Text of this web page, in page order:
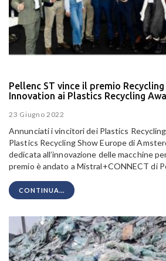
Pellenc ST vince il premio
Innovation ai Plastics Recycling
23 Giugno 2022
Annunciati i vincitori dei Plastics
Plastics Recycling Show Europe di
dedicata all’innovazione delle macchine
premio è andato a Mistral+CONNECT di
CONTINUA...